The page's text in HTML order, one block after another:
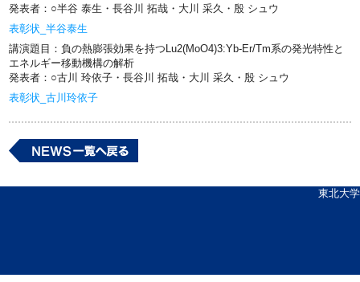
発表者：○半谷 泰生・長谷川 拓哉・大川 采久・殷 シュウ
表彰状_半谷泰生
講演題目：負の熱膨張効果を持つLu2(MoO4)3:Yb-Er/Tm系の発光特性と
エネルギー移動機構の解析
発表者：○古川 玲依子・長谷川 拓哉・大川 采久・殷 シュウ
表彰状_古川玲依子
東北大